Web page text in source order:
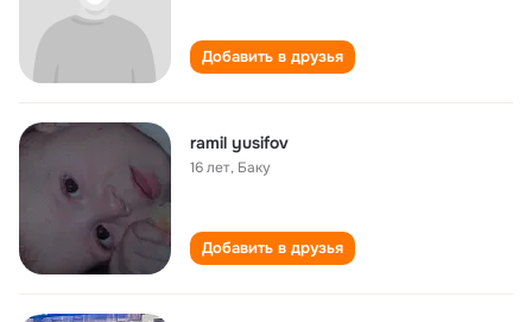
Добавить в друзья
ramil yusifov
16 лет, Баку
Добавить в друзья